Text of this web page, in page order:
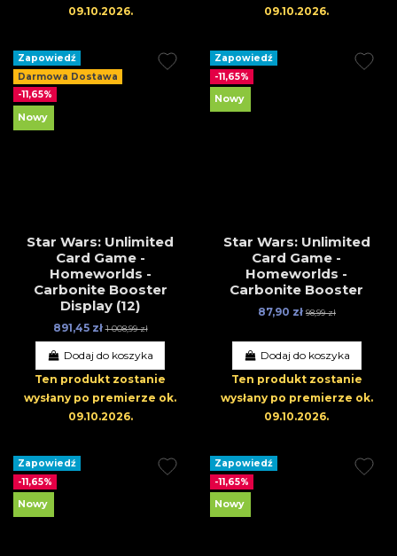
09.10.2026.
09.10.2026.
Zapowiedź
Darmowa Dostawa
-11,65%
Nowy
Star Wars: Unlimited
Card Game -
Homeworlds -
Carbonite Booster
Display (12)
891,45 zł1 008,99 zł
Dodaj do koszyka
Ten produkt zostanie
wysłany po premierze ok.
09.10.2026.
Zapowiedź
-11,65%
Nowy
Star Wars: Unlimited
Card Game -
Homeworlds -
Carbonite Booster
87,90 zł 98,99 zł
Dodaj do koszyka
Ten produkt zostanie
wysłany po premierze ok.
09.10.2026.
Zapowiedź
-11,65%
Nowy
Zapowiedź
-11,65%
Nowy